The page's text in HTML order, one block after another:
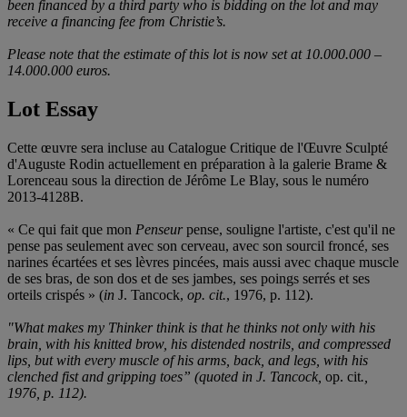
been financed by a third party who is bidding on the lot and may
receive a financing fee from Christie’s.
Please note that the estimate of this lot is now set at 10.000.000 –
14.000.000 euros.
Lot Essay
Cette œuvre sera incluse au Catalogue Critique de l'Œuvre Sculpté
d'Auguste Rodin actuellement en préparation à la galerie Brame &
Lorenceau sous la direction de Jérôme Le Blay, sous le numéro
2013-4128B.
« Ce qui fait que mon Penseurpense, souligne l'artiste, c'est qu'il ne
pense pas seulement avec son cerveau, avec son sourcil froncé, ses
narines écartées et ses lèvres pincées, mais aussi avec chaque muscle
de ses bras, de son dos et de ses jambes, ses poings serrés et ses
orteils crispés » (in J. Tancock, op. cit., 1976, p. 112).
"What makes my Thinker think is that he thinks not only with his
brain, with his knitted brow, his distended nostrils, and compressed
lips, but with every muscle of his arms, back, and legs, with his
clenched fist and gripping toes” (quoted in J. Tancock, op. cit.,
1976, p. 112).